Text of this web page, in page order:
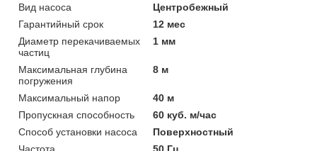
Вид насоса
Центробежный
Гарантийный срок
12 мес
Диаметр перекачиваемых
частиц
1 мм
Максимальная глубина
погружения
8 м
Максимальный напор
40 м
Пропускная способность
60 куб. м/час
Способ установки насоса
Поверхностный
Частота
50 Гц